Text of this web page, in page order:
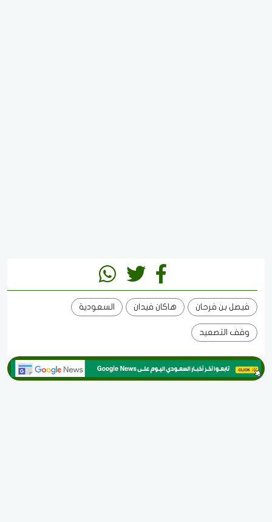
فيصل بن فرحان هاكان فيدان السعودية
وقف التصعيد